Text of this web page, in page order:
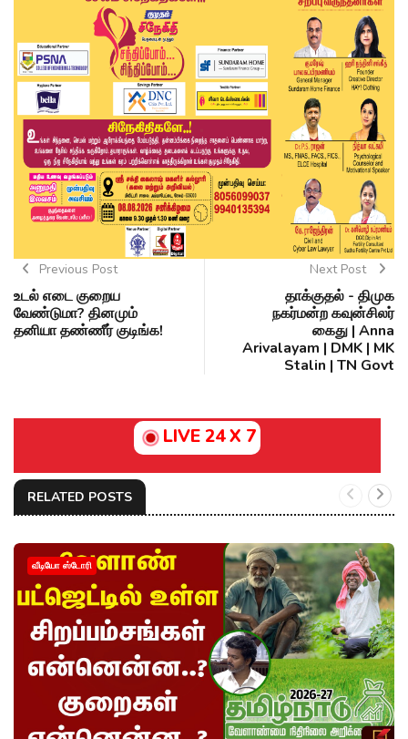
Previous Post
உடல் எடை குறைய
வேண்டுமா? தினமும்
தனியா தண்ணீர் குடிங்க!
Next Post
தாக்குதல் - திமுக
நகர்மன்ற கவுன்சிலர்
கைது | Anna
Arivalayam | DMK | MK
Stalin | TN Govt
LIVE 24 X 7
RELATED POSTS
வீடியோ ஸ்டோரி